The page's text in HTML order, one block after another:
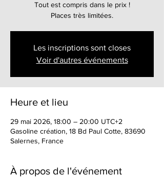
Tout est compris dans le prix !
Places très limitées.
Les inscriptions sont closes
Voir d'autres événements
Heure et lieu
29 mai 2026, 18:00 – 20:00 UTC+2
Gasoline création, 18 Bd Paul Cotte, 83690
Salernes, France
À propos de l'événement